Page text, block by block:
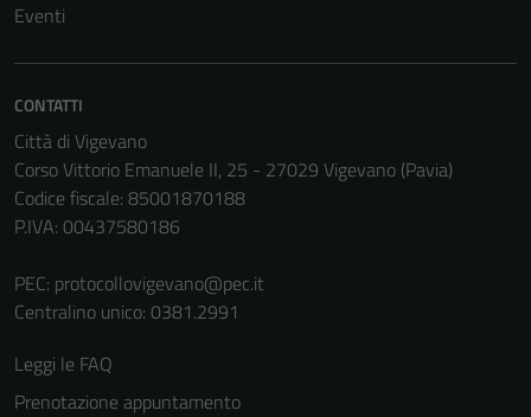
Eventi
CONTATTI
Città di Vigevano
Corso Vittorio Emanuele II, 25 - 27029 Vigevano (Pavia)
Codice fiscale: 85001870188
P.IVA: 00437580186
PEC: protocollovigevano@pec.it
Centralino unico: 0381.2991
Leggi le FAQ
Prenotazione appuntamento